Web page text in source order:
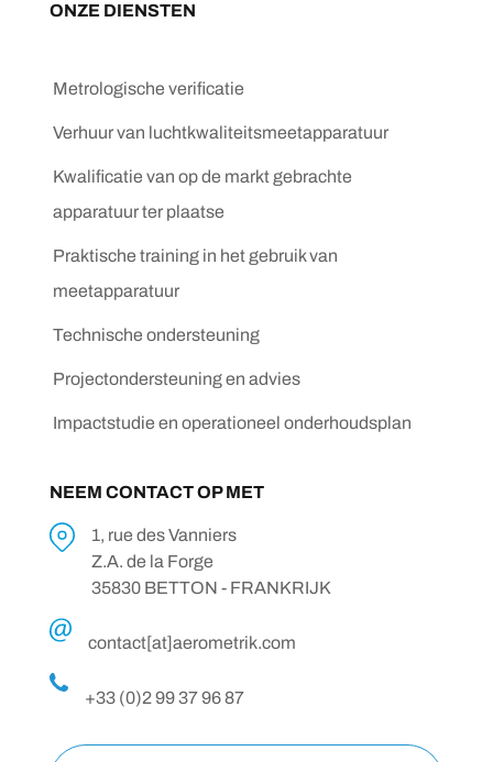
ONZE DIENSTEN
Metrologische verificatie
Verhuur van luchtkwaliteitsmeetapparatuur
Kwalificatie van op de markt gebrachte
apparatuur ter plaatse
Praktische training in het gebruik van
meetapparatuur
Technische ondersteuning
Projectondersteuning en advies
Impactstudie en operationeel onderhoudsplan
NEEM CONTACT OP MET
1, rue des Vanniers
Z.A. de la Forge
35830 BETTON - FRANKRIJK
contact[at]aerometrik.com
+33 (0)2 99 37 96 87